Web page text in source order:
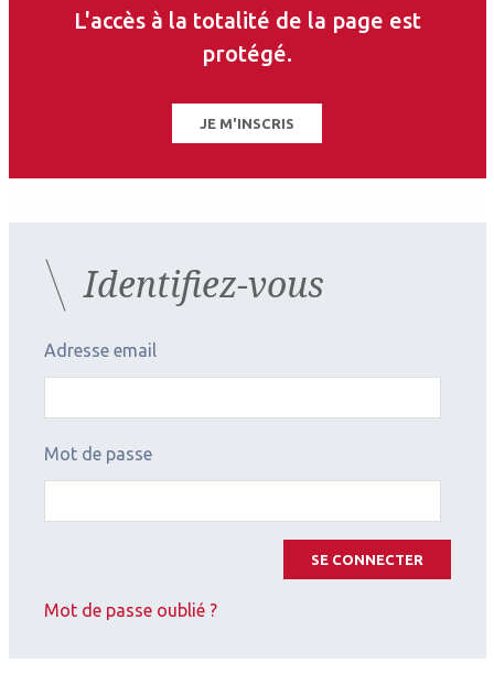
Les Cahiers d’Ophtalmologie n°171 (juin-juillet
L'accès à la totalité de la page est
protégé.
JE M'INSCRIS
Identifiez-vous
Adresse email
Mot de passe
SE CONNECTER
Mot de passe oublié ?